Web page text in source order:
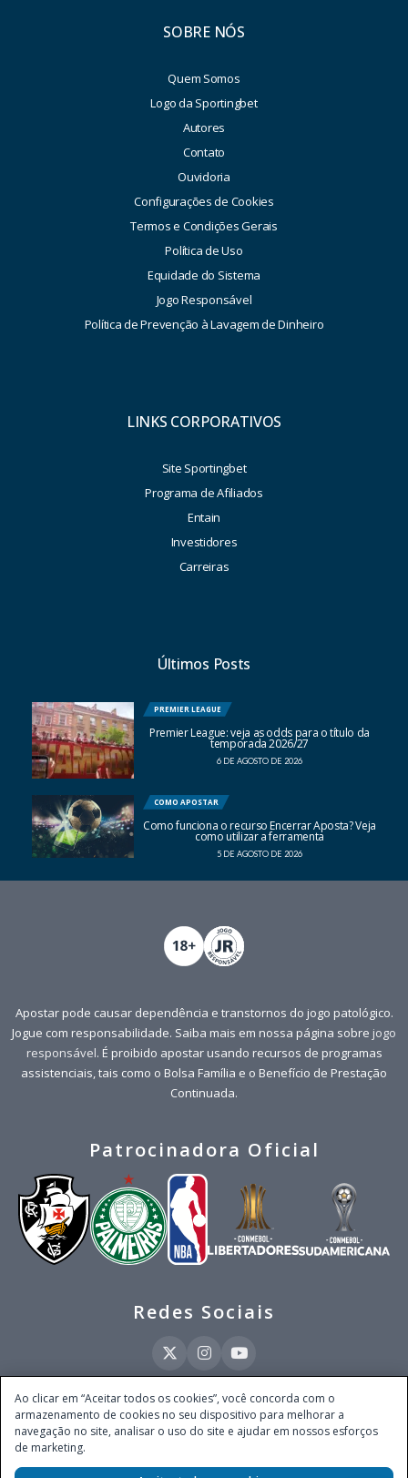
SOBRE NÓS
Quem Somos
Logo da Sportingbet
Autores
Contato
Ouvidoria
Configurações de Cookies
Termos e Condições Gerais
Política de Uso
Equidade do Sistema
Jogo Responsável
Política de Prevenção à Lavagem de Dinheiro
LINKS CORPORATIVOS
Site Sportingbet
Programa de Afiliados
Entain
Investidores
Carreiras
Últimos Posts
PREMIER LEAGUE
Premier League: veja as odds para o título da
temporada 2026/27
6 DE AGOSTO DE 2026
COMO APOSTAR
Como funciona o recurso Encerrar Aposta? Veja
como utilizar a ferramenta
5 DE AGOSTO DE 2026
Apostar pode causar dependência e transtornos do jogo patológico.
Jogue com responsabilidade. Saiba mais em nossa página sobre jogo
responsável. É proibido apostar usando recursos de programas
assistenciais, tais como o Bolsa Família e o Benefício de Prestação
Continuada.
Patrocinadora Oficial
Redes Sociais
Este site é operado pela Ventmear Brasil LTDA (CNPJ 52.868.380/0001-84), com
endereço na Avenida Brigadeiro Faria Lima, nº 4.055, 3º andar, Itaim Bibi, no
Município de São Paulo, Estado de São Paulo, CEP 04538-133, Brasil - empresa
Ao clicar em “Aceitar todos os cookies”, você concorda com o
armazenamento de cookies no seu dispositivo para melhorar a
navegação no site, analisar o uso do site e ajudar em nossos esforços
de marketing.